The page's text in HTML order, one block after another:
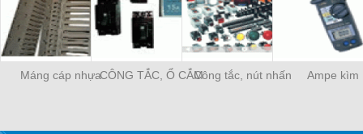
Máng cáp nhựaCÔNG TẮC, Ổ CẮMCông tắc, nút nhấn Ampe kìm